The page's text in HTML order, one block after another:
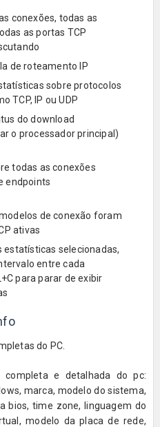
conexões, todas as
as portas TCP
de roteamento IP
sobre protocolos
TCP, IP ou UDP
do download
o processador principal)
todas as conexões
endpoints
de conexão foram
ativas
estatísticas selecionadas,
entre cada
para parar de exibir
do PC.
completa e detalhada do pc:
marca, modelo do sistema,
bios, time zone, linguagem do
modelo da placa de rede,